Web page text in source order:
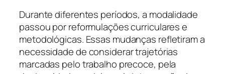
Durante diferentes períodos, a modalidade
passou por reformulações curriculares e
metodológicas. Essas mudanças refletiram a
necessidade de considerar trajetórias
marcadas pelo trabalho precoce, pela